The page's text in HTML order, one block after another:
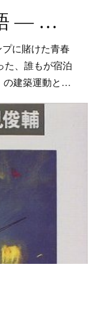
「むすびの家」物語 ― ワークキャンプに賭けた青春群像 ―
に賭けた青春
、誰もが宿泊
の建築運動と…